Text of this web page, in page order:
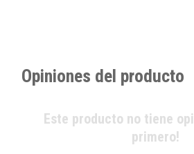
Opiniones del producto
Este producto no tiene
primero!